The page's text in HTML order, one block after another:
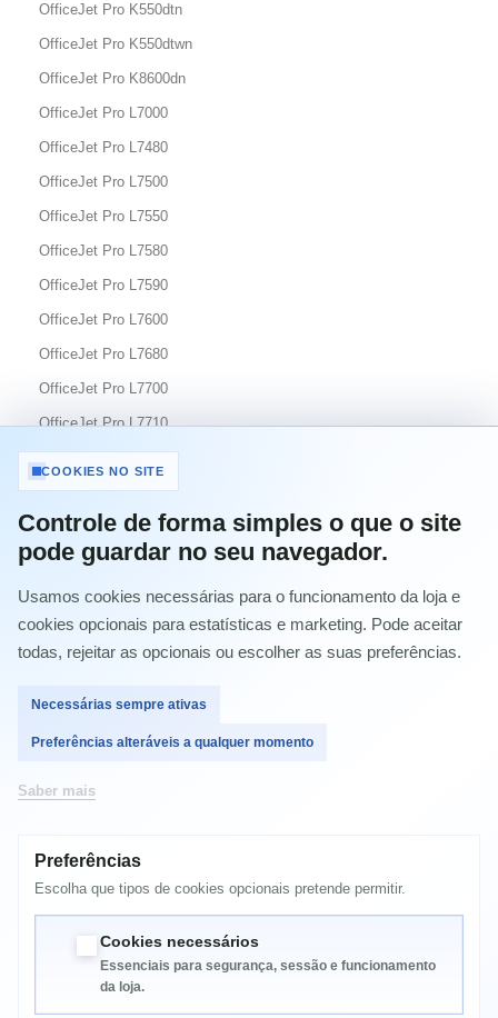
OfficeJet Pro K550dtn
OfficeJet Pro K550dtwn
OfficeJet Pro K8600dn
OfficeJet Pro L7000
OfficeJet Pro L7480
OfficeJet Pro L7500
OfficeJet Pro L7550
OfficeJet Pro L7580
OfficeJet Pro L7590
OfficeJet Pro L7600
OfficeJet Pro L7680
OfficeJet Pro L7700
OfficeJet Pro L7710
OfficeJet Pro L7780
OfficeJet Pro L7880
HP Officejet Pro L7480 (CB061A)
HP Officejet Pro L7590 (CB822A)
HP Officejet Pro L7680 (CB038A)
HP Officejet Pro L7780 (CB039A)
HP Officejet Pro K5400
HP Officejet Pro K5400dn
HP Officejet Pro K5400dtn
HP Officejet Pro K5400n
HP Officejet Pro K5400dn (C8185A)
HP Officejet Pro K5400n (C9282A)
HP Officejet Pro K8600
HP Officejet Pro K8600 (CB015A)
HP Officejet Pro K8600dn (CB016A)
COOKIES NO SITE
Controle de forma simples o que o site
pode guardar no seu navegador.
Usamos cookies necessárias para o funcionamento da loja e
cookies opcionais para estatísticas e marketing. Pode aceitar
todas, rejeitar as opcionais ou escolher as suas preferências.
Necessárias sempre ativas
Preferências alteráveis a qualquer momento
Saber mais
Preferências
Escolha que tipos de cookies opcionais pretende permitir.
Cookies necessários
Essenciais para segurança, sessão e funcionamento
da loja.